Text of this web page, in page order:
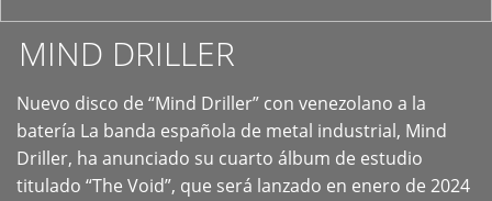
MIND DRILLER
Nuevo disco de “Mind Driller” con venezolano a la
batería La banda española de metal industrial, Mind
Driller, ha anunciado su cuarto álbum de estudio
titulado “The Void”, que será lanzado en enero de 2024